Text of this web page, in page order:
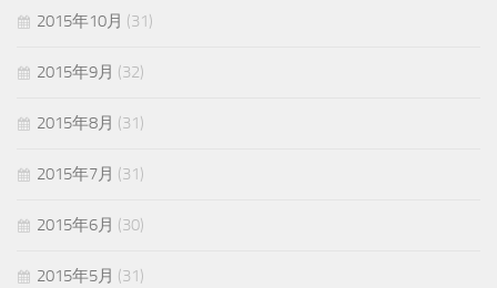
2015年10月 (31)
2015年9月 (32)
2015年8月 (31)
2015年7月 (31)
2015年6月 (30)
2015年5月 (31)